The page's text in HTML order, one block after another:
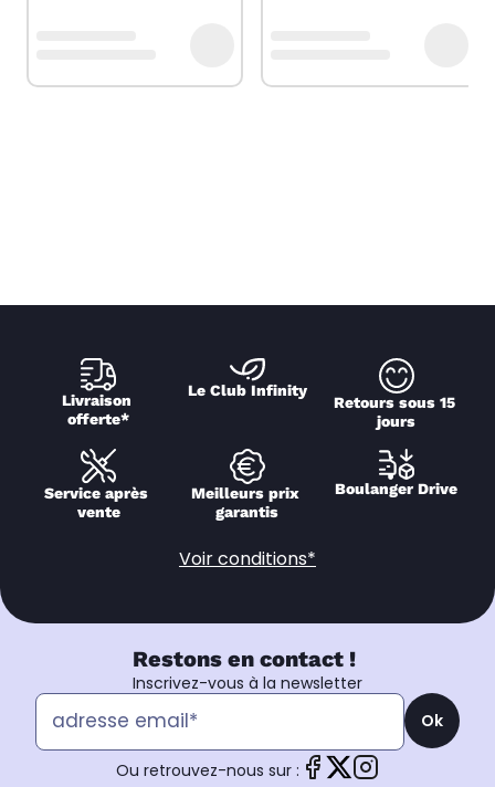
Livraison
offerte*
Le Club Infinity
Retours sous 15
jours
Service après
vente
Meilleurs prix
garantis
Boulanger Drive
Voir conditions*
Restons en contact !
Inscrivez-vous à la newsletter
Ok
Ou retrouvez-nous sur :